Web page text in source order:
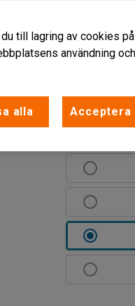
Läs mer
till lagring av cookies
användning
alla Acceptera